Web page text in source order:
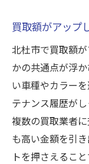
買取現場の
実際の
買取ス
北杜市
買取現
査定時
北杜
買取額がアップ
北杜市で買取額
かの共通点が浮
い車種やカラー
テナンス履歴が
複数の買取業者
も高い金額を引
トを押さえるこ